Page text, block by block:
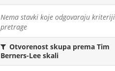
Nema stavki koje odgovaraju
pretrage
Otvorenost skupa prema Tim
Berners-Lee skali